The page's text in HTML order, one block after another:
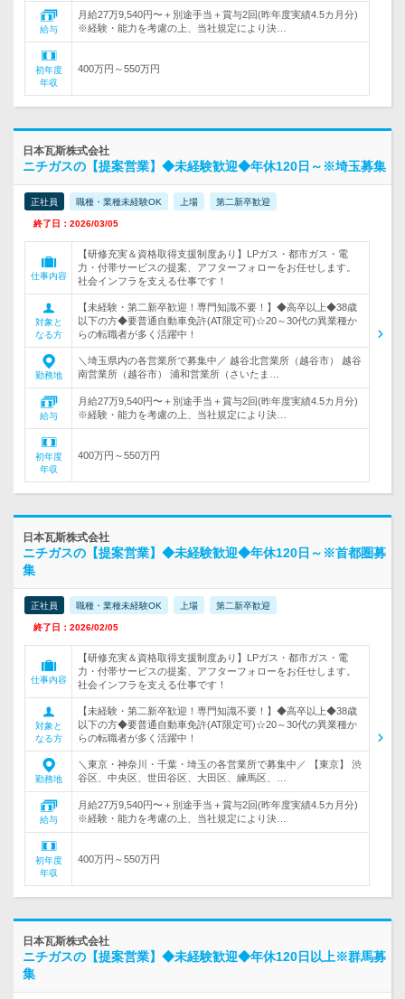
給与
月給27万9,540円〜＋別途手当＋賞与2回(昨年度実績4.5カ月分)
※経験・能力を考慮の上、当社規定により決…
初年度
年収
400万円～550万円
日本瓦斯株式会社
ニチガスの【提案営業】◆未経験歓迎◆年休120日～※埼玉募集
正社員 職種・業種未経験OK 上場 第二新卒歓迎
終了日：2026/03/05
仕事内容
【研修充実＆資格取得支援制度あり】LPガス・都市ガス・電
力・付帯サービスの提案、アフターフォローをお任せします。
社会インフラを支える仕事です！
対象と
なる方
【未経験・第二新卒歓迎！専門知識不要！】◆高卒以上◆38歳
以下の方◆要普通自動車免許(AT限定可)☆20～30代の異業種か
らの転職者が多く活躍中！
勤務地
＼埼玉県内の各営業所で募集中／ 越谷北営業所（越谷市） 越谷
南営業所（越谷市） 浦和営業所（さいたま…
給与
月給27万9,540円〜＋別途手当＋賞与2回(昨年度実績4.5カ月分)
※経験・能力を考慮の上、当社規定により決…
初年度
年収
400万円～550万円
日本瓦斯株式会社
ニチガスの【提案営業】◆未経験歓迎◆年休120日～※首都圏募
集
正社員 職種・業種未経験OK 上場 第二新卒歓迎
終了日：2026/02/05
仕事内容
【研修充実＆資格取得支援制度あり】LPガス・都市ガス・電
力・付帯サービスの提案、アフターフォローをお任せします。
社会インフラを支える仕事です！
対象と
なる方
【未経験・第二新卒歓迎！専門知識不要！】◆高卒以上◆38歳
以下の方◆要普通自動車免許(AT限定可)☆20～30代の異業種か
らの転職者が多く活躍中！
勤務地
＼東京・神奈川・千葉・埼玉の各営業所で募集中／ 【東京】 渋
谷区、中央区、世田谷区、大田区、練馬区、…
給与
月給27万9,540円〜＋別途手当＋賞与2回(昨年度実績4.5カ月分)
※経験・能力を考慮の上、当社規定により決…
初年度
年収
400万円～550万円
日本瓦斯株式会社
ニチガスの【提案営業】◆未経験歓迎◆年休120日以上※群馬募
集